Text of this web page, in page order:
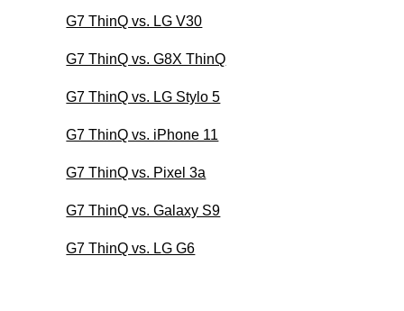
G7 ThinQ vs. LG V30
G7 ThinQ vs. G8X ThinQ
G7 ThinQ vs. LG Stylo 5
G7 ThinQ vs. iPhone 11
G7 ThinQ vs. Pixel 3a
G7 ThinQ vs. Galaxy S9
G7 ThinQ vs. LG G6